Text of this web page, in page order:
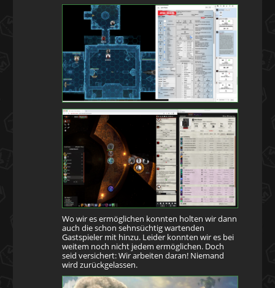
Wo wir es ermöglichen konnten holten wir dann
auch die schon sehnsüchtig wartenden
Gastspieler mit hinzu. Leider konnten wir es bei
weitem noch nicht jedem ermöglichen. Doch
seid versichert: Wir arbeiten daran! Niemand
wird zurückgelassen.